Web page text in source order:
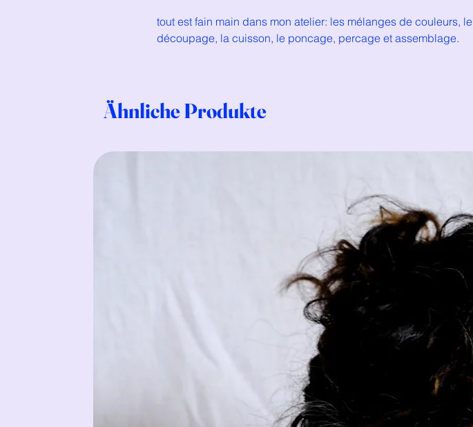
tout est fain main dans mon atelier: les mélanges de couleurs, le
découpage, la cuisson, le poncage, percage et assemblage.
Ähnliche Produkte